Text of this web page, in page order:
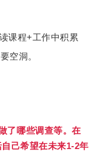
课程+工作中积累
空洞。
了哪些调查等。在
己希望在未来1-2年